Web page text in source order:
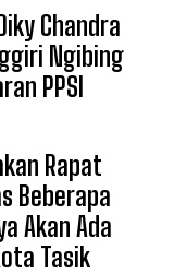
Chandra
Ngibing
PPSI
Rapat
Beberapa
Akan Ada
Tasik